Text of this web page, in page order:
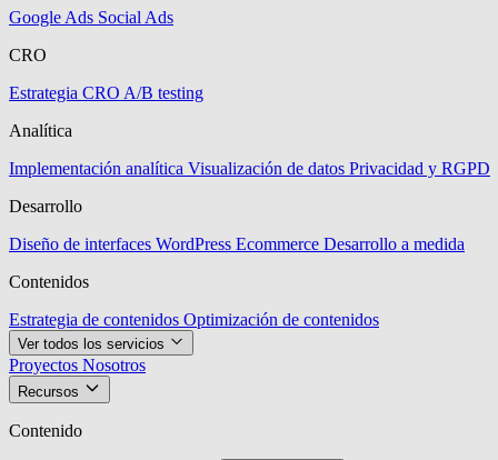
Google Ads Social Ads
CRO
Estrategia CRO A/B testing
Analítica
Implementación analítica Visualización de datos Privacidad y RGPD
Desarrollo
Diseño de interfaces WordPress Ecommerce Desarrollo a medida
Contenidos
Estrategia de contenidos Optimización de contenidos
Ver todos los servicios
Proyectos Nosotros
Recursos
Contenido